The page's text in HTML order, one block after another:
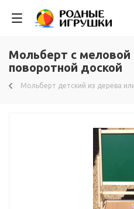
Мольберт с меловой
поворотной доской
Мольберт детский из дерева